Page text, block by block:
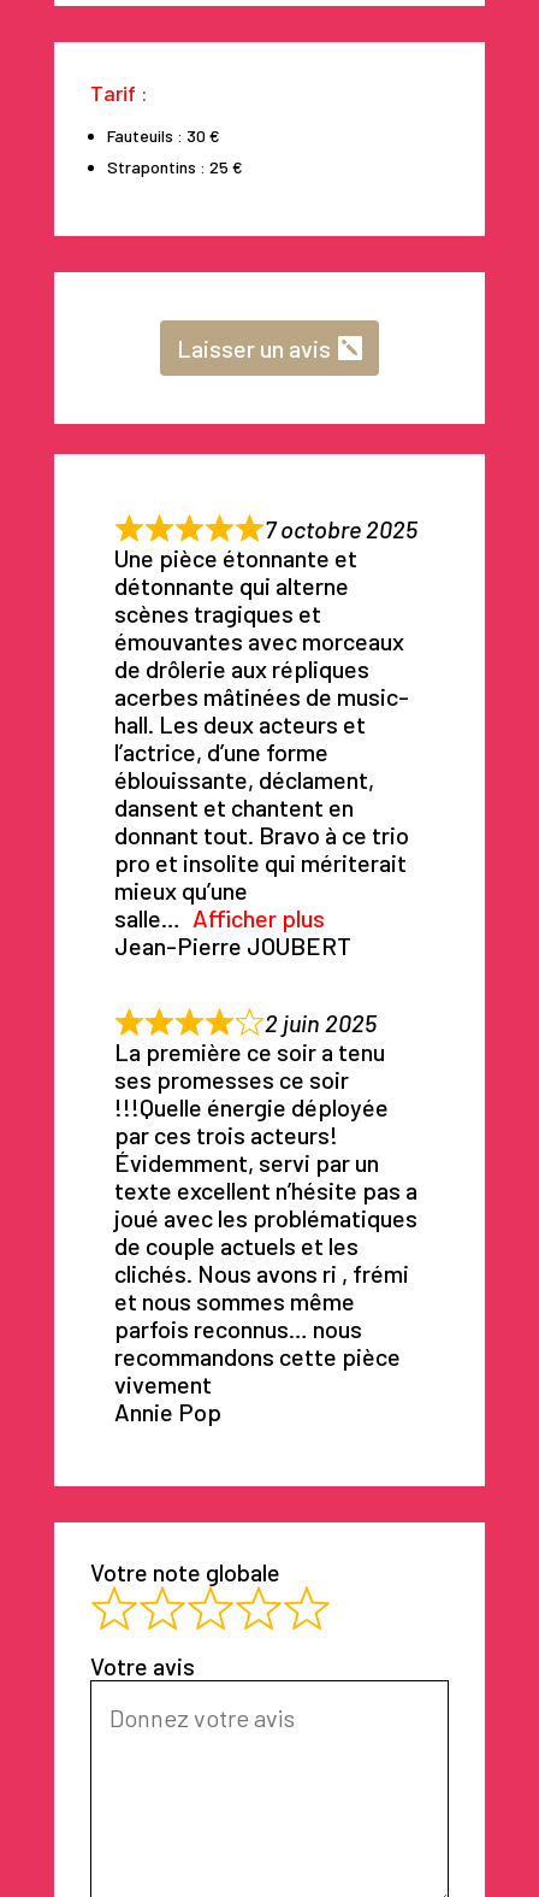
Tarif :
Fauteuils : 30 €
Strapontins : 25 €
Laisser un avis
7 octobre 2025
Une pièce étonnante et
détonnante qui alterne
scènes tragiques et
émouvantes avec morceaux
de drôlerie aux répliques
acerbes mâtinées de music-
hall. Les deux acteurs et
l’actrice, d’une forme
éblouissante, déclament,
dansent et chantent en
donnant tout. Bravo à ce trio
pro et insolite qui mériterait
mieux qu’une
salle
Afficher plus
Jean-Pierre JOUBERT
2 juin 2025
La première ce soir a tenu
ses promesses ce soir
!!!Quelle énergie déployée
par ces trois acteurs!
Évidemment, servi par un
texte excellent n’hésite pas a
joué avec les problématiques
de couple actuels et les
clichés. Nous avons ri , frémi
et nous sommes même
parfois reconnus… nous
recommandons cette pièce
vivement
Annie Pop
Votre note globale
Votre avis